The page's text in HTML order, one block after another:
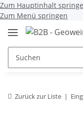
Zum Hauptinhalt
Zum Menü springen
Zurück zur Liste